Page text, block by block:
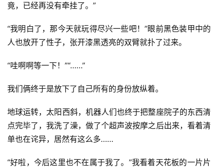
竟，已经再没有牵挂了。”
“我明白了，那今天就玩得尽兴一些吧！”眼前黑色装甲中的
人也放开了性子，张开漆黑透亮的双臂就扑了过来。
“哇啊啊等一下！”“……”
我们俩终于是放下了自己所有的身份放纵着。
地球运转，太阳西斜，机器人们也终于把整座院子的东西清
点完毕了，我洗了澡，做了个超声波按摩之后出来，看着清
单也在诧异，居然有这么多……
“好啦，今后这里也不在属于我了。”我看着天花板的一片片